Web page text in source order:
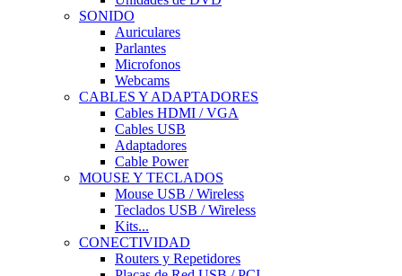
SONIDO
Auriculares
Parlantes
Microfonos
Webcams
CABLES Y ADAPTADORES
Cables HDMI / VGA
Cables USB
Adaptadores
Cable Power
MOUSE Y TECLADOS
Mouse USB / Wireless
Teclados USB / Wireless
Kits...
CONECTIVIDAD
Routers y Repetidores